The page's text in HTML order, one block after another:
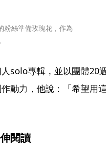
粉絲準備玫瑰花，作為
solo專輯，並以團體20週
動力，他說：「希望用這
閱讀